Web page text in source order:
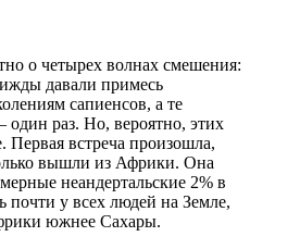
о четырех волнах смешения:
давали примесь
сапиенсов, а те
один раз. Но, вероятно, этих
Первая встреча произошла,
вышли из Африки. Она
неандертальские 2% в
почти у всех людей на Земле,
южнее Сахары.